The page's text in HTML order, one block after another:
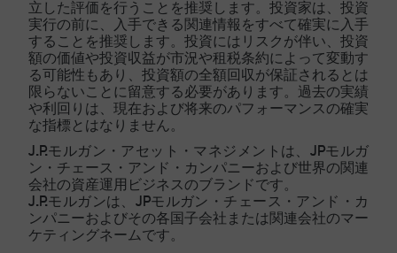
立した評価を行うことを推奨します。投資家は、投資
実行の前に、入手できる関連情報をすべて確実に入手
することを推奨します。投資にはリスクが伴い、投資
額の価値や投資収益が市況や租税条約によって変動す
る可能性もあり、投資額の全額回収が保証されるとは
限らないことに留意する必要があります。過去の実績
や利回りは、現在および将来のパフォーマンスの確実
な指標とはなりません。
J.P.モルガン・アセット・マネジメントは、JPモルガ
ン・チェース・アンド・カンパニーおよび世界の関連
会社の資産運用ビジネスのブランドです。
J.P.モルガンは、JPモルガン・チェース・アンド・カ
ンパニーおよびその各国子会社または関連会社のマー
ケティングネームです。